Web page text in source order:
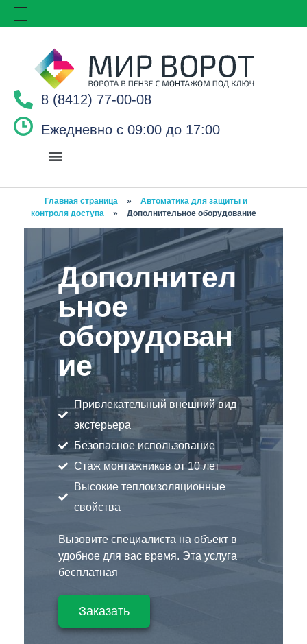
8 (8412) 77-00-08
Ежедневно с 09:00 до 17:00
Главная страница »
Автоматика для защиты и
контроля доступа
» Дополнительное оборудование
Дополнител
ьное
оборудован
ие
Привлекательный внешний вид
экстерьера
Безопасное использование
Стаж монтажников от 10 лет
Высокие теплоизоляционные
свойства
Вызовите специалиста на объект в
удобное для вас время. Эта услуга
бесплатная
Заказать